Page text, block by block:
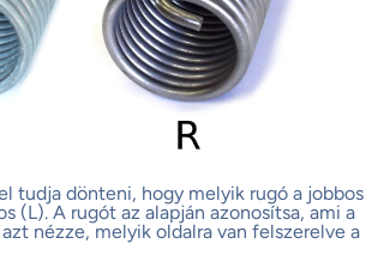
tudja dönteni, hogy melyik rugó a jobbos
(L). A rugót az alapján azonosítsa, ami a
nézze, melyik oldalra van felszerelve a